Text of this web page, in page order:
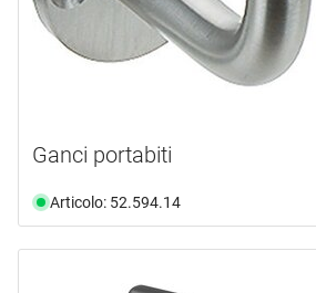
Ganci portabiti
Articolo: 52.594.14